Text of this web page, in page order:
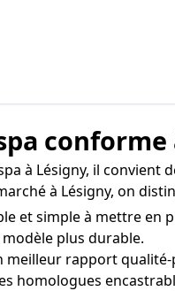
conforme
à Lésigny, il
à Lésigny, on
et simple à mettre en
plus durable.
meilleur rapport
homologues